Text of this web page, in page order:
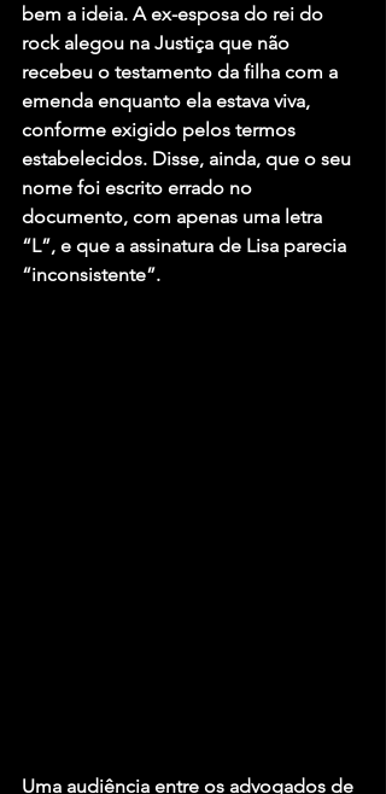
bem a ideia. A ex-esposa do rei do
rock alegou na Justiça que não
recebeu o testamento da filha com a
emenda enquanto ela estava viva,
conforme exigido pelos termos
estabelecidos. Disse, ainda, que o seu
nome foi escrito errado no
documento, com apenas uma letra
“L”, e que a assinatura de Lisa parecia
“inconsistente”.
Uma audiência entre os advogados de